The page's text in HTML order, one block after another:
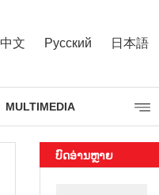
中文 Русский 日本語
MULTIMEDIA
ບົດອ່ານຫຼາຍ